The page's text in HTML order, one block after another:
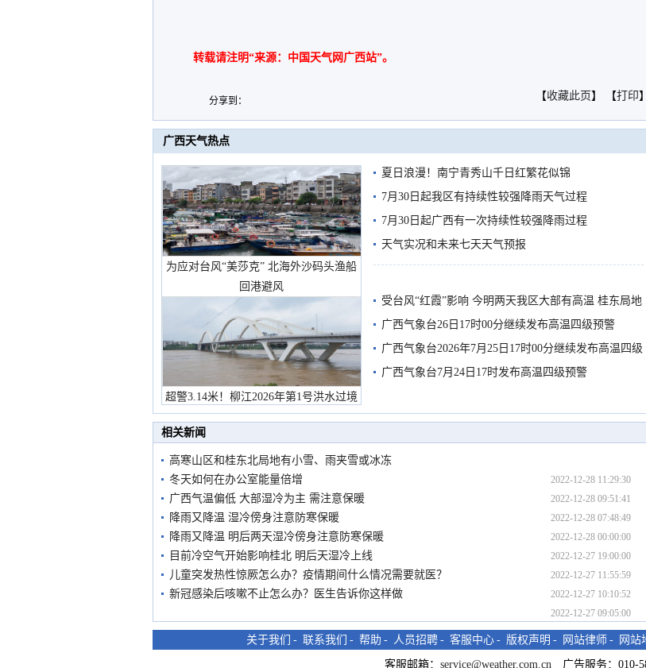
转载请注明“来源：中国天气网广西站”。
分享到： 【收藏此页 】 【打印】
广西天气热点
为应对台风“美莎克” 北海外沙码头渔船
回港避风
超警3.14米！柳江2026年第1号洪水过境
市民在堤岸见证汛况
夏日浪漫！南宁青秀山千日红繁花似锦
7月30日起我区有持续性较强降雨天气过程
7月30日起广西有一次持续性较强降雨过程
天气实况和未来七天天气预报
受台风“红霞”影响 今明两天我区大部有高温 桂东局地
有较强降雨
广西气象台26日17时00分继续发布高温四级预警
广西气象台2026年7月25日17时00分继续发布高温四级
预警
广西气象台7月24日17时发布高温四级预警
相关新闻
高寒山区和桂东北局地有小雪、雨夹雪或冰冻
2022-12-28 11:29:30
冬天如何在办公室能量倍增
2022-12-28 09:51:41
广西气温偏低 大部湿冷为主 需注意保暖
2022-12-28 07:48:49
降雨又降温 湿冷傍身注意防寒保暖
2022-12-28 00:00:00
降雨又降温 明后两天湿冷傍身注意防寒保暖
2022-12-27 19:00:00
目前冷空气开始影响桂北 明后天湿冷上线
2022-12-27 11:55:59
儿童突发热性惊厥怎么办？疫情期间什么情况需要就医？
2022-12-27 10:10:52
新冠感染后咳嗽不止怎么办？医生告诉你这样做
2022-12-27 09:05:00
关于我们 - 联系我们 - 帮助 - 人员招聘 - 客服中心 - 版权声明 - 网站律师 - 网站
客服邮箱： service@weather.com.cn 广告服务：010-